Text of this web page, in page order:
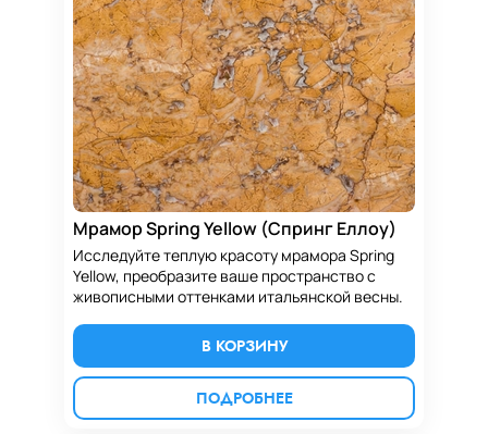
Мрамор Spring Yellow (Спринг Еллоу)
Исследуйте теплую красоту мрамора Spring
Yellow, преобразите ваше пространство с
живописными оттенками итальянской весны.
В КОРЗИНУ
ПОДРОБНЕЕ